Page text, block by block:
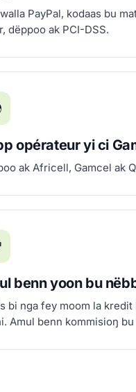
PayPal, kodaas bu
dëppoo ak PCI-DSS.
opérateur yi ci
ak Africell, Gamcel ak
benn yoon bu
bi nga fey moom la kredit
Amul benn kommisioŋ bu